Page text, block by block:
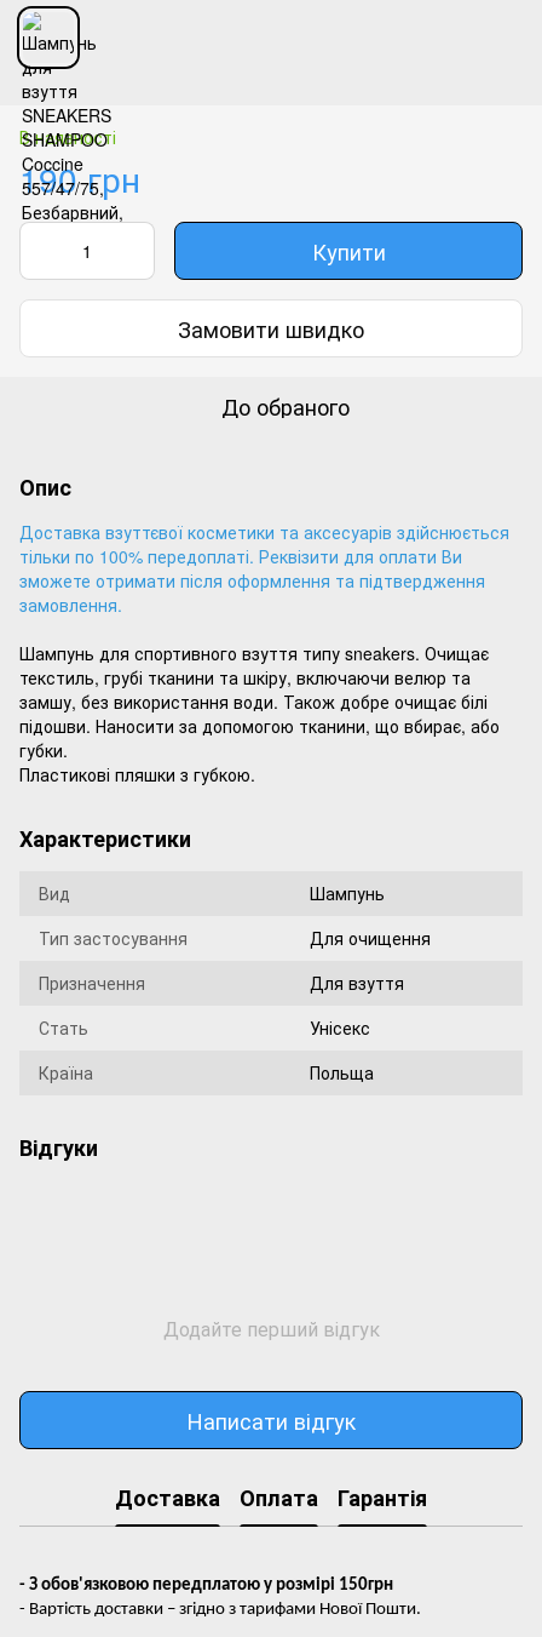
В наявності
190 грн
Купити
Замовити швидко
До обраного
Опис
Доставка взуттєвої косметики та аксесуарів здійснюється
тільки по 100% передоплаті. Реквізити для оплати Ви
зможете отримати після оформлення та підтвердження
замовлення.
Шампунь для спортивного взуття типу sneakers. Очищає
текстиль, грубі тканини та шкіру, включаючи велюр та
замшу, без використання води. Також добре очищає білі
підошви. Наносити за допомогою тканини, що вбирає, або
губки.
Пластикові пляшки з губкою.
Характеристики
Вид
Шампунь
Тип застосування
Для очищення
Призначення
Для взуття
Стать
Унісекс
Країна
Польща
Відгуки
Додайте перший відгук
Написати відгук
Доставка Оплата Гарантія
- З обов'язковою передплатою у розмірі 150грн
- Вартість доставки – згідно з тарифами Нової Пошти.